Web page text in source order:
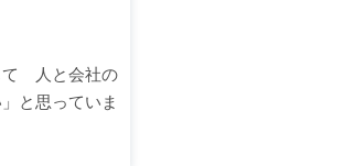
て 人と会社の
と思っていま